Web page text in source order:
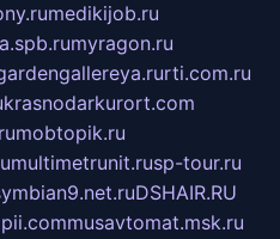
medikijob.ru
myragon.ru
rti.com.ru
krasnodarkurort.com
mobtopik.ru
multimetrunit.rusp-tour.ru
DSHAIR.RU
musavtomat.msk.ru